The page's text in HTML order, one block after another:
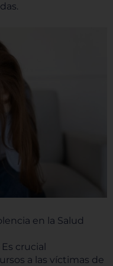
en la Salud
Es crucial
a las víctimas de